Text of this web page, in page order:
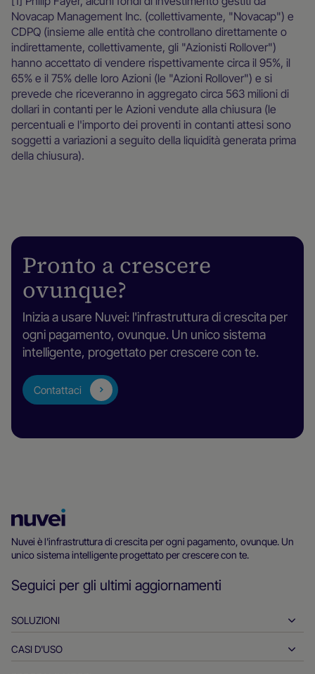
Novacap Management Inc. (collettivamente, "Novacap") e
CDPQ (insieme alle entità che controllano direttamente o
indirettamente, collettivamente, gli "Azionisti Rollover")
hanno accettato di vendere rispettivamente circa il 95%, il
65% e il 75% delle loro Azioni (le "Azioni Rollover") e si
prevede che riceveranno in aggregato circa 563 milioni di
dollari in contanti per le Azioni vendute alla chiusura (le
percentuali e l'importo dei proventi in contanti attesi sono
soggetti a variazioni a seguito della liquidità generata prima
della chiusura).
Pronto a crescere
ovunque?
Inizia a usare Nuvei: l'infrastruttura di crescita per
ogni pagamento, ovunque. Un unico sistema
intelligente, progettato per crescere con te.
Contattaci
di
Nuvei
Nuvei è l'infrastruttura di crescita per ogni pagamento, ovunque. Un
unico sistema intelligente progettato per crescere con te.
Seguici per gli ultimi aggiornamenti
SOLUZIONI
Pagamenti in entrata
CASI D'USO